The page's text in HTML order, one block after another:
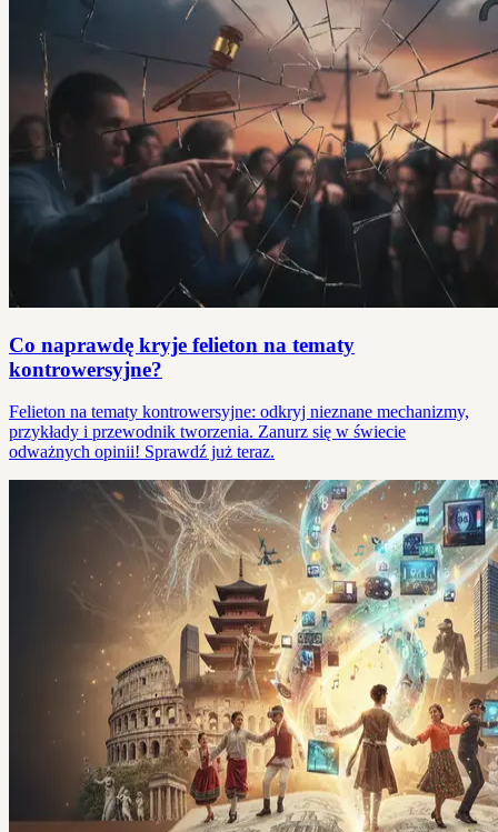
Co naprawdę kryje felieton na tematy
kontrowersyjne?
Felieton na tematy kontrowersyjne: odkryj nieznane mechanizmy,
przykłady i przewodnik tworzenia. Zanurz się w świecie
odważnych opinii! Sprawdź już teraz.